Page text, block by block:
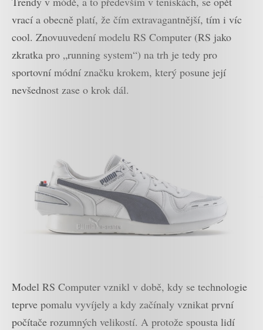
vrací a obecně platí, že čím extravagantnější, tím i víc
cool. Znovuuvedení modelu RS Computer (RS jako
zkratka pro „running system“) na trh je tedy pro
sportovní módní značku krokem, který posune její
nevšednost zase o krok dál.
Model RS Computer vznikl v době, kdy se technologie
teprve pomalu vyvíjely a kdy začínaly vznikat první
počítače rozumných velikostí. A protože spousta lidí